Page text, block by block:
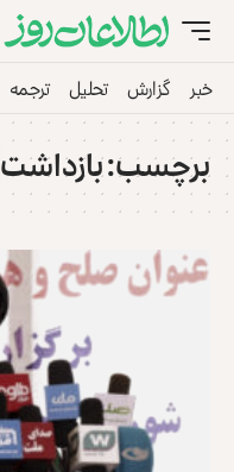
خبر گزارش تحلیل ترجمه
برچسب:بازداشت